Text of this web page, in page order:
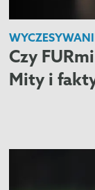
Czy
Mity i